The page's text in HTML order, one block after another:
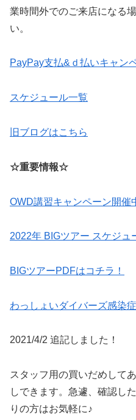
業時間外でのご来店になる
い。
PayPay支払&ｄ払いキャン
スケジュール一覧
旧ブログはこちら
☆重要情報☆
OWD講習キャンペーン開催
2022年 BIGツアー スケジュ
BIGツアーPDFはコチラ！
わっしょいダイバーズ感染
2021/4/2 追記しました！
スタッフ用の買いだめして
しできます。急遽、確認し
りの方はお気軽に♪